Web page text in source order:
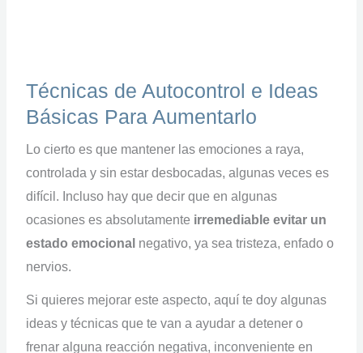
Técnicas de Autocontrol e Ideas
Básicas Para Aumentarlo
Lo cierto es que mantener las emociones a raya,
controlada y sin estar desbocadas, algunas veces es
difícil. Incluso hay que decir que en algunas
ocasiones es absolutamente irremediable evitar un
estado emocional negativo, ya sea tristeza, enfado o
nervios.
Si quieres mejorar este aspecto, aquí te doy algunas
ideas y técnicas que te van a ayudar a detener o
frenar alguna reacción negativa, inconveniente en